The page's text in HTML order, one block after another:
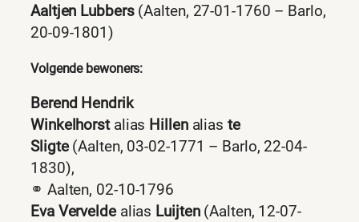
Aaltjen Lubbers(Aalten, 27-01-1760 – Barlo,
20-09-1801)
Volgende bewoners:
Berend Hendrik
Winkelhorstalias Hillenalias te
Sligte(Aalten, 03-02-1771 – Barlo, 22-04-
1830),
⚭ Aalten, 02-10-1796
Eva Verveldealias Luijten(Aalten, 12-07-